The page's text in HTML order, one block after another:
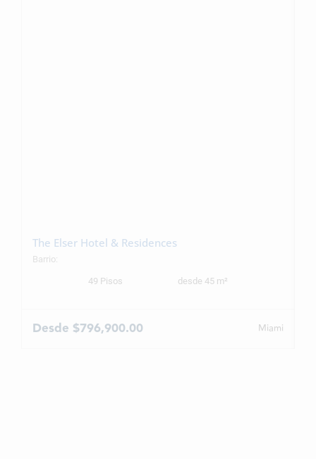
The Elser Hotel & Residences
Barrio:
49 Pisos desde 45 m²
Desde $796,900.00 Miami